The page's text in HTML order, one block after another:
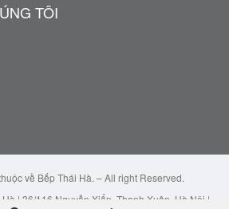
TÔI
về Bếp Thái Hà. – All right Reserved.
| 36/116 Nguyễn Xiển, Thanh Xuân, Hà Nội |